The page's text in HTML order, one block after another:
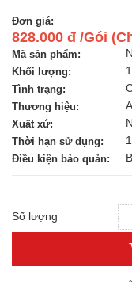
Đơn giá:
828.000 đ /Gói
Mã sản phẩm:
Khối lượng:
Tình trạng:
Thương hiệu:
Xuất xứ:
Thời hạn sử dụng:
Điều kiện bảo quản:
Số lượng